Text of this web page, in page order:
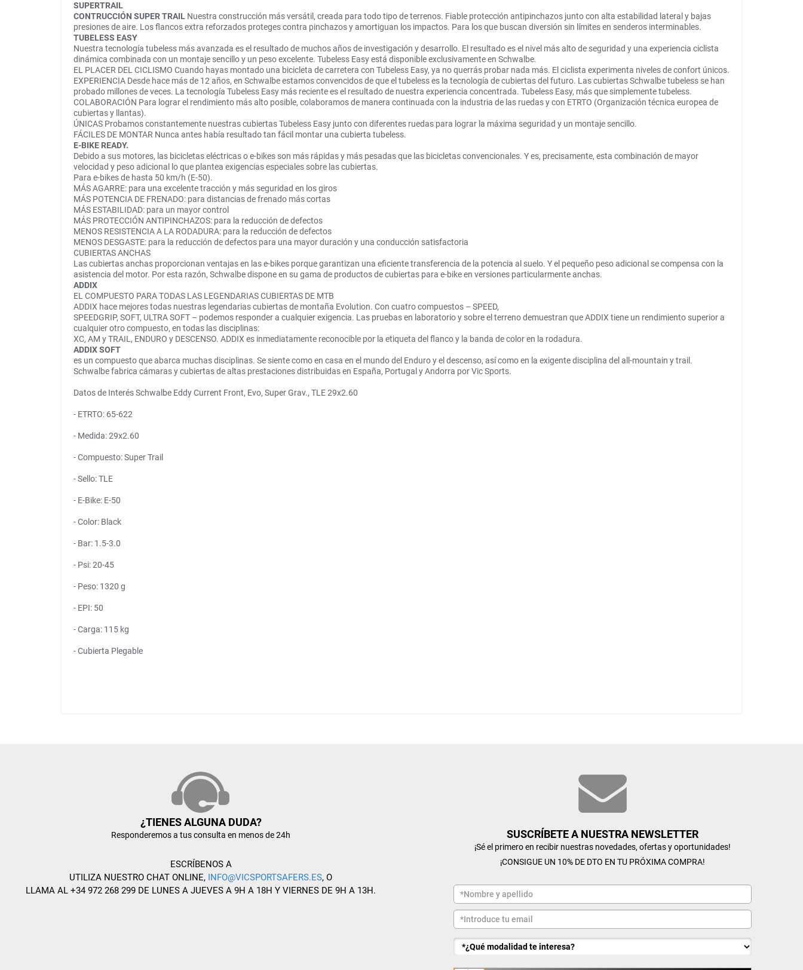
SUPERTRAIL
CONTRUCCIÓN SUPER TRAIL Nuestra construcción más versátil, creada para todo tipo de terrenos. Fiable protección antipinchazos junto con alta estabilidad lateral y bajas
presiones de aire. Los flancos extra reforzados proteges contra pinchazos y amortiguan los impactos. Para los que buscan diversión sin límites en senderos interminables.
TUBELESS EASY
Nuestra tecnología tubeless más avanzada es el resultado de muchos años de investigación y desarrollo. El resultado es el nivel más alto de seguridad y una experiencia ciclista
dinámica combinada con un montaje sencillo y un peso excelente. Tubeless Easy está disponible exclusivamente en Schwalbe.
EL PLACER DEL CICLISMO Cuando hayas montado una bicicleta de carretera con Tubeless Easy, ya no querrás probar nada más. El ciclista experimenta niveles de confort únicos.
EXPERIENCIA Desde hace más de 12 años, en Schwalbe estamos convencidos de que el tubeless es la tecnología de cubiertas del futuro. Las cubiertas Schwalbe tubeless se han
probado millones de veces. La tecnología Tubeless Easy más reciente es el resultado de nuestra experiencia concentrada. Tubeless Easy, más que simplemente tubeless.
COLABORACIÓN Para lograr el rendimiento más alto posible, colaboramos de manera continuada con la industria de las ruedas y con ETRTO (Organización técnica europea de
cubiertas y llantas).
ÚNICAS Probamos constantemente nuestras cubiertas Tubeless Easy junto con diferentes ruedas para lograr la máxima seguridad y un montaje sencillo.
FÁCILES DE MONTAR Nunca antes había resultado tan fácil montar una cubierta tubeless.
E-BIKE READY.
Debido a sus motores, las bicicletas eléctricas o e-bikes son más rápidas y más pesadas que las bicicletas convencionales. Y es, precisamente, esta combinación de mayor
velocidad y peso adicional lo que plantea exigencias especiales sobre las cubiertas.
Para e-bikes de hasta 50 km/h (E-50).
MÁS AGARRE: para una excelente tracción y más seguridad en los giros
MÁS POTENCIA DE FRENADO: para distancias de frenado más cortas
MÁS ESTABILIDAD: para un mayor control
MÁS PROTECCIÓN ANTIPINCHAZOS: para la reducción de defectos
MENOS RESISTENCIA A LA RODADURA: para la reducción de defectos
MENOS DESGASTE: para la reducción de defectos para una mayor duración y una conducción satisfactoria
CUBIERTAS ANCHAS
Las cubiertas anchas proporcionan ventajas en las e-bikes porque garantizan una eficiente transferencia de la potencia al suelo. Y el pequeño peso adicional se compensa con la
asistencia del motor. Por esta razón, Schwalbe dispone en su gama de productos de cubiertas para e-bike en versiones particularmente anchas.
ADDIX
EL COMPUESTO PARA TODAS LAS LEGENDARIAS CUBIERTAS DE MTB
ADDIX hace mejores todas nuestras legendarias cubiertas de montaña Evolution. Con cuatro compuestos – SPEED,
SPEEDGRIP, SOFT, ULTRA SOFT – podemos responder a cualquier exigencia. Las pruebas en laboratorio y sobre el terreno demuestran que ADDIX tiene un rendimiento superior a
cualquier otro compuesto, en todas las disciplinas:
XC, AM y TRAIL, ENDURO y DESCENSO. ADDIX es inmediatamente reconocible por la etiqueta del flanco y la banda de color en la rodadura.
ADDIX SOFT
es un compuesto que abarca muchas disciplinas. Se siente como en casa en el mundo del Enduro y el descenso, así como en la exigente disciplina del all-mountain y trail.
Schwalbe fabrica cámaras y cubiertas de altas prestaciones distribuidas en España, Portugal y Andorra por Vic Sports.
Datos de Interés Schwalbe Eddy Current Front, Evo, Super Grav., TLE 29x2.60
- ETRTO: 65-622
- Medida: 29x2.60
- Compuesto: Super Trail
- Sello: TLE
- E-Bike: E-50
- Color: Black
- Bar: 1.5-3.0
- Psi: 20-45
- Peso: 1320 g
- EPI: 50
- Carga: 115 kg
- Cubierta Plegable
¿TIENES ALGUNA DUDA?
Responderemos a tus consulta en menos de 24h
ESCRÍBENOS A
UTILIZA NUESTRO CHAT ONLINE, INFO@VICSPORTSAFERS.ES, O
LLAMA AL +34 972 268 299 DE LUNES A JUEVES A 9H A 18H Y VIERNES DE 9H A 13H.
SUSCRÍBETE A NUESTRA NEWSLETTER
¡Sé el primero en recibir nuestras novedades, ofertas y oportunidades!
¡CONSIGUE UN 10% DE DTO EN TU PRÓXIMA COMPRA!